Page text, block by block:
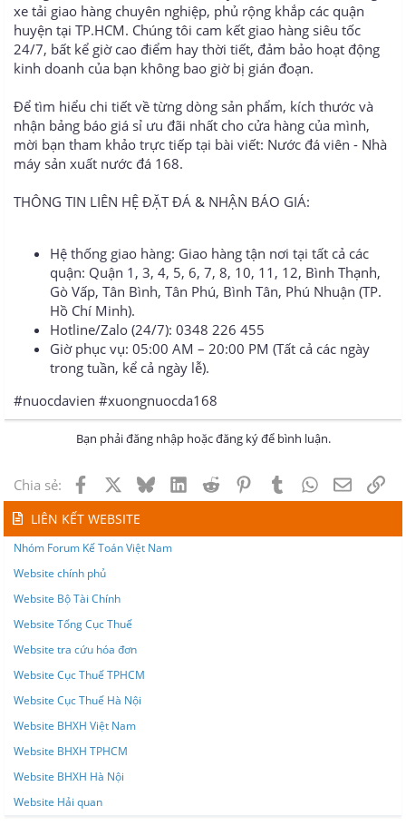
xe tải giao hàng chuyên nghiệp, phủ rộng khắp các quận
huyện tại TP.HCM. Chúng tôi cam kết giao hàng siêu tốc
24/7, bất kể giờ cao điểm hay thời tiết, đảm bảo hoạt động
kinh doanh của bạn không bao giờ bị gián đoạn.
Để tìm hiểu chi tiết về từng dòng sản phẩm, kích thước và
nhận bảng báo giá sỉ ưu đãi nhất cho cửa hàng của mình,
mời bạn tham khảo trực tiếp tại bài viết: Nước đá viên - Nhà
máy sản xuất nước đá 168.
THÔNG TIN LIÊN HỆ ĐẶT ĐÁ & NHẬN BÁO GIÁ:
Hệ thống giao hàng: Giao hàng tận nơi tại tất cả các
quận: Quận 1, 3, 4, 5, 6, 7, 8, 10, 11, 12, Bình Thạnh,
Gò Vấp, Tân Bình, Tân Phú, Bình Tân, Phú Nhuận (TP.
Hồ Chí Minh).
Hotline/Zalo (24/7): 0348 226 455
Giờ phục vụ: 05:00 AM – 20:00 PM (Tất cả các ngày
trong tuần, kể cả ngày lễ).
#nuocdavien #xuongnuocda168
Bạn phải đăng nhập hoặc đăng ký để bình luận.
Chia sẻ: Facebook BlueskyLinkedInReddit PinterestTumblrWhatsApp
Email
LIÊN KẾT WEBSITE
Nhóm Forum Kế Toán Việt Nam
Website chính phủ
Website Bộ Tài Chính
Website Tổng Cục Thuế
Website tra cứu hóa đơn
Website Cục Thuế TPHCM
Website Cục Thuế Hà Nội
Website BHXH Việt Nam
Website BHXH TPHCM
Website BHXH Hà Nội
Website Hải quan